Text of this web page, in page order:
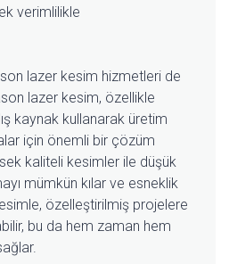
verimlilikle
lazer kesim hizmetleri de
lazer kesim, özellikle
kaynak kullanarak üretim
için önemli bir çözüm
kaliteli kesimler ile düşük
mümkün kılar ve esneklik
özelleştirilmiş projelere
bu da hem zaman hem